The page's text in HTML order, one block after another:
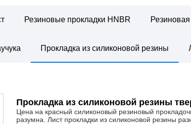
Резиновые прокладки HNBR
Прокладка из силиконовой резины
Прокладка из силиконовой резины
Цена на красный силиконовый резиновый
разумна. Лист прокладки из силиконовой резины